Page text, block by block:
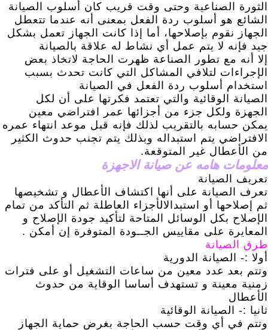
الثورة الصناعية وحتى وقت قريب كان أسلوب الصيانة
الشائع هو أسلوب ردة الفعل بمعنى أنه عندما تتعطل
الجهاز نقوم بإصلاحها، أما إذا كانت الجهاز تعمل بشكل
جيد فإنه لا يتم عمل أي نشاط له علاقة بالصيانة
إلا أنه مع تطور الصناعة ظهرت الحاجة لاتخاذ بعض
الإجراءات لتلافي المشاكل التي كانت تحدث بسبب
استخدام أسلوب ردة الفعل في الصيانة
الصيانة الوقائية والتي تعتمد فكرتها على أن لكل
الجهزة ولكل جزء من أجزائها عمر افتراضي معين
يمكن حسابه بالتقريب لذلك فإنه قبل موعد انتهاء عمره
الافتراضي يتم استبداله وبذلك يتم تجنب حدوث الكثير
من الأعطال غير المتوقعة.
معلومات هامه عن صيانة الاجهزة
تعريف الصيانة
تعرف الصيانة على أنها اكتشاف الأعطال و تشخيصها
ثم إصلاحها أو استبدالالأجزاء العاطلة ثم التأكد من تمام
الإصلاح بكل الوسائل المتاحة لتأكيد جودة الإصلاح و
المعايرة على مقاييس الجــودة المتوفرة إن أمكن .
طرق الصيانة
أولا :- الصيانة الدورية
وتتم بعد عدد معين من ساعات التشغيل أو على فترات
زمنية معينة و تستهدف أساسا الوقاية من حدوث
الأعطال
ثانيا :- الصيانة الوقائية
وتتم في أي وقت حسب الحاجة بغرض حماية الجهاز